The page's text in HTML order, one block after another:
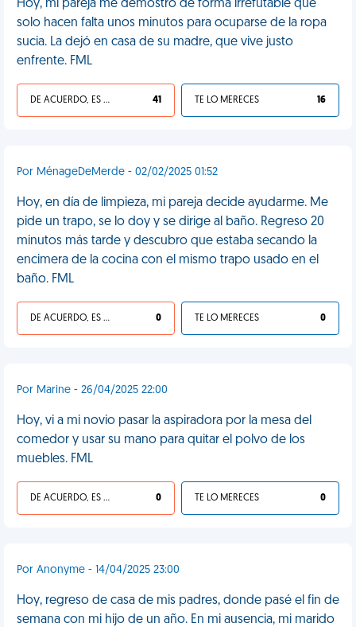
Hoy, mi pareja me demostró de forma irrefutable que
solo hacen falta unos minutos para ocuparse de la ropa
sucia. La dejó en casa de su madre, que vive justo
enfrente. FML
DE ACUERDO, ES UNA VIDA HP 41 TE LO MERECES 16
Por MénageDeMerde - 02/02/2025 01:52
Hoy, en día de limpieza, mi pareja decide ayudarme. Me
pide un trapo, se lo doy y se dirige al baño. Regreso 20
minutos más tarde y descubro que estaba secando la
encimera de la cocina con el mismo trapo usado en el
baño. FML
DE ACUERDO, ES UNA VIDA HP 0 TE LO MERECES 0
Por Marine - 26/04/2025 22:00
Hoy, vi a mi novio pasar la aspiradora por la mesa del
comedor y usar su mano para quitar el polvo de los
muebles. FML
DE ACUERDO, ES UNA VIDA HP 0 TE LO MERECES 0
Por Anonyme - 14/04/2025 23:00
Hoy, regreso de casa de mis padres, donde pasé el fin de
semana con mi hijo de un año. En mi ausencia, mi marido